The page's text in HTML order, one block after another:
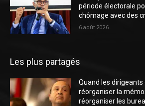
période électorale
chômage avec des
6 août 2026
Les plus partagés
Quand les
réorganiser la
réorganiser les